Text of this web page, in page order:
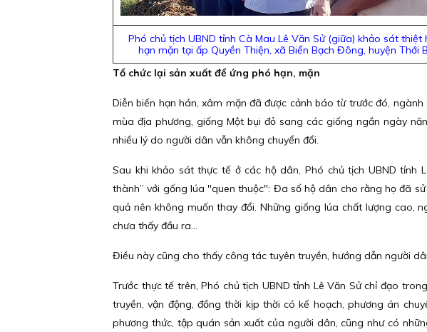
Phó chủ tịch UBND tỉnh Cà Mau Lê Văn Sử (giữa) khảo sát thiệt
hạn mặn tại ấp Quyền Thiện, xã Biển Bạch Đông, huyện Thới
Tổ chức lại sản xuất để ứng phó hạn, mặn
Diễn biến hạn hán, xâm mặn đã được cảnh báo từ trước đó,
mùa địa phương, giống Một bụi đỏ sang các giống ngắn ngày
nhiều lý do người dân vẫn không chuyển đổi.
Sau khi khảo sát thực tế ở các hộ dân, Phó chủ tịch UBND tỉnh
thành” với gống lúa "quen thuộc": Đa số hộ dân cho rằng họ đã
quả nên không muốn thay đổi. Những giống lúa chất lượng cao,
chưa thấy đầu ra...
Điều này cũng cho thấy công tác tuyên truyền, hướng dẫn người
Trước thực tế trên, Phó chủ tịch UBND tỉnh Lê Văn Sử chỉ đạo
truyền, vận động, đồng thời kịp thời có kế hoạch, phương án
phương thức, tập quán sản xuất của người dân, cũng như có